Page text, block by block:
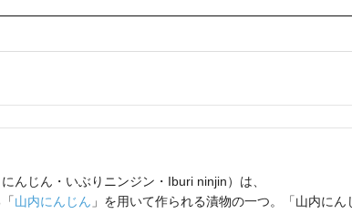
んじん・いぶりニンジン・Iburi ninjin）は、
山内にんじん 」を用いて作られる漬物の一つ。「山内にん